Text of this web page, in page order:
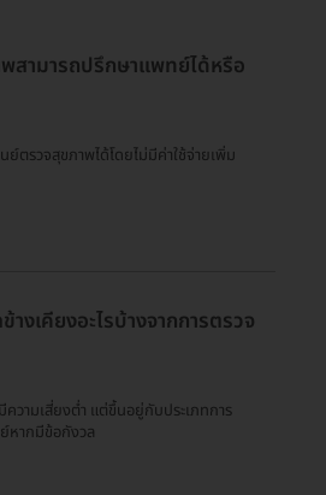
สามารถปรึกษาแพทย์ได้หรือ
ตรวจสุขภาพได้โดยไม่มีค่าใช้จ่ายเพิ่ม
งเคียงอะไรบ้างจากการตรวจ
ความเสี่ยงต่ำ แต่ขึ้นอยู่กับประเภทการ
หากมีข้อกังวล